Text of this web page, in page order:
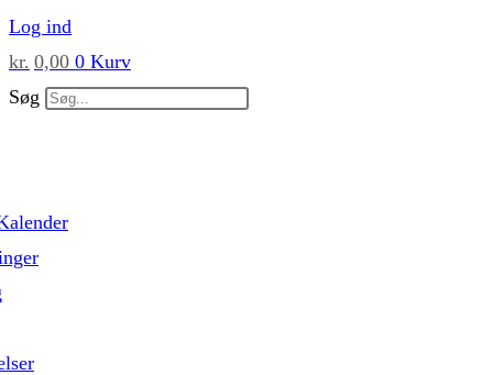
Skip
to
content
Log ind
kr. 0,00 0 Kurv
Søg